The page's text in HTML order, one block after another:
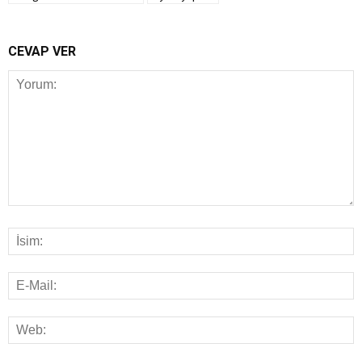
CEVAP VER